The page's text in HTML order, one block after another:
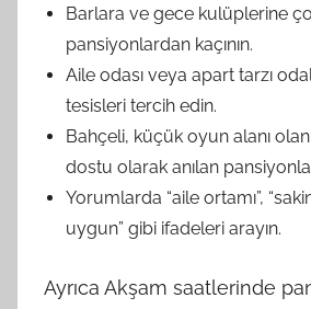
Barlara ve gece kulüplerine
pansiyonlardan kaçının.
Aile odası veya apart tarzı
tesisleri tercih edin.
Bahçeli, küçük oyun alanı
dostu olarak anılan
Yorumlarda “aile ortamı”,
uygun” gibi ifadeleri arayın.
Ayrıca Akşam saatlerinde